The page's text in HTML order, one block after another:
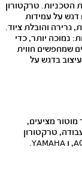
הטכניות. טרקטורון
דגש על עמידות
גרירה והובלת ציוד.
נמוכה יותר, כדי
שמחפשים חווית
בדגש על
מוטור מציעים,
טרקטורון